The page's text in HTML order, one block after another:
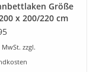
Größe
x 200/220 cm
Stretch - Kirsten
Höhe,
und
zzgl.